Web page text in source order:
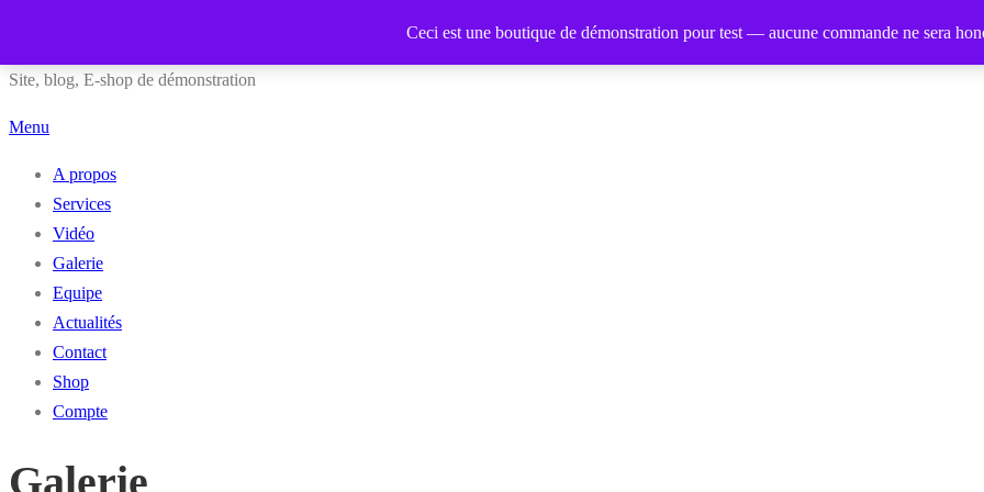
Ceci est une boutique de démonstration pour test — aucune commande ne sera
au
contenu
Site, blog, E-shop de démonstration
Menu
A propos
Services
Vidéo
Galerie
Equipe
Actualités
Contact
Shop
Compte
Galerie